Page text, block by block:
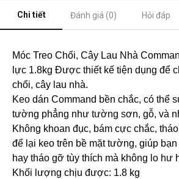
Chi tiết Đánh giá (0) Hỏi đáp
Móc Treo Chối, Cây Lau Nhà
lực 1.8kg Được thiết kế tiện dụng để
chổi, cây lau nhà.
Keo dán Command bền chắc, có thể
tường phẳng như tường sơn, gỗ, và
Không khoan đục, bám cực chắc,
để lại keo trên bề mặt tường, giúp
hay tháo gỡ tùy thích mà không lo hư
Khối lượng chịu được: 1.8 kg